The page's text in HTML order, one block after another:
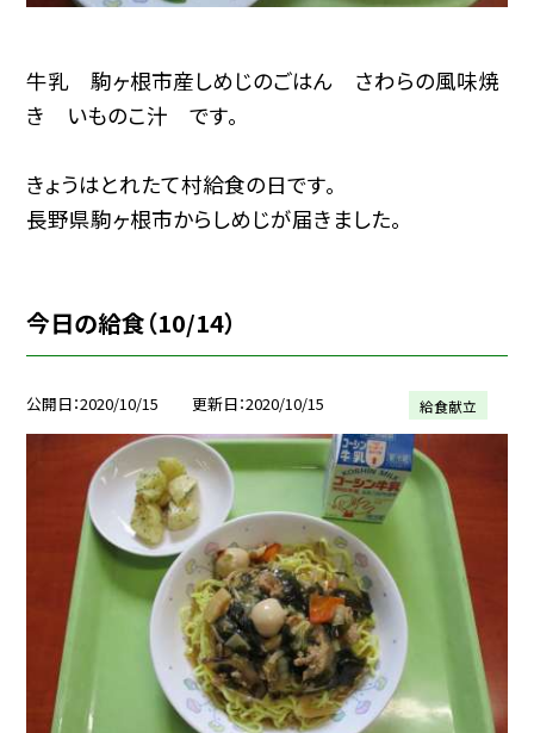
牛乳 駒ヶ根市産しめじのごはん さわらの風味焼
き いものこ汁 です。
きょうはとれたて村給食の日です。
長野県駒ヶ根市からしめじが届きました。
今日の給食（10/14）
公開日 2020/10/15 更新日 2020/10/15 給食献立